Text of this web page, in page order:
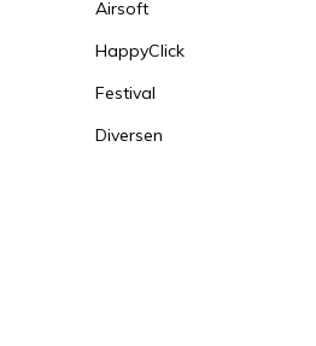
Airsoft
HappyClick
Festival
Diversen